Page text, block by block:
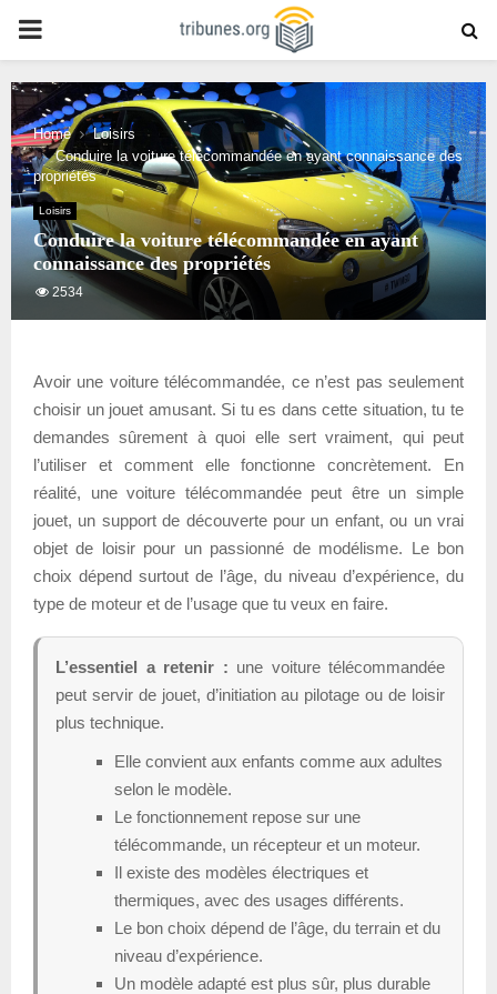
PRIMARY
MENU
Home
Loisirs
Conduire la voiture télécommandée en ayant connaissance des
propriétés
Loisirs
Conduire la voiture télécommandée en ayant
connaissance des propriétés
2534
Avoir une voiture télécommandée, ce n’est pas seulement
choisir un jouet amusant. Si tu es dans cette situation, tu te
demandes sûrement à quoi elle sert vraiment, qui peut
l’utiliser et comment elle fonctionne concrètement. En
réalité, une voiture télécommandée peut être un simple
jouet, un support de découverte pour un enfant, ou un vrai
objet de loisir pour un passionné de modélisme. Le bon
choix dépend surtout de l’âge, du niveau d’expérience, du
type de moteur et de l’usage que tu veux en faire.
L’essentiel a retenir : une voiture télécommandée
peut servir de jouet, d’initiation au pilotage ou de loisir
plus technique.
Elle convient aux enfants comme aux adultes
selon le modèle.
Le fonctionnement repose sur une
télécommande, un récepteur et un moteur.
Il existe des modèles électriques et
thermiques, avec des usages différents.
Le bon choix dépend de l’âge, du terrain et du
niveau d’expérience.
Un modèle adapté est plus sûr, plus durable